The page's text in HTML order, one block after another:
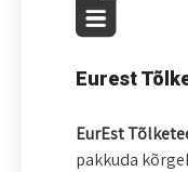
Eurest
EurEst
pakkuda